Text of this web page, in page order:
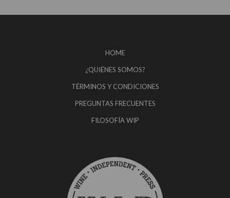
HOME
¿QUIÉNES SOMOS?
TÉRMINOS Y CONDICIONES
PREGUNTAS FRECUENTES
FILOSOFÍA WIP